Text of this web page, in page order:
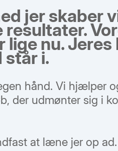
jer skaber
nu.
i.
hånd. Vi hjælper
der udmønter sig i
at læne jer op ad.